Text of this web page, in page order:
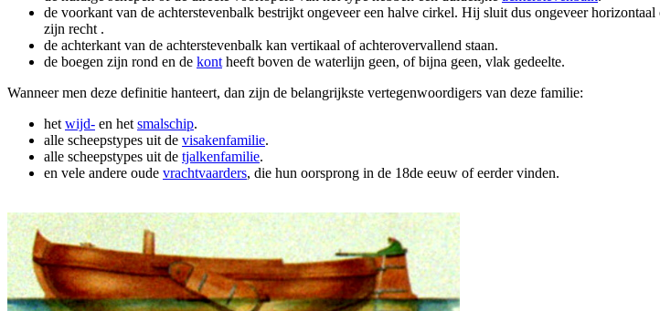
de voorkant van de achterstevenbalk bestrijkt ongeveer een halve cirkel. Hij sluit dus ongeveer
zijn recht .
de achterkant van de achterstevenbalk kan vertikaal of achterovervallend staan.
de boegen zijn rond en de kont heeft boven de waterlijn geen, of bijna geen, vlak gedeelte.
Wanneer men deze definitie hanteert, dan zijn de belangrijkste vertegenwoordigers van deze familie:
het wijd- en het smalschip.
alle scheepstypes uit de visakenfamilie.
alle scheepstypes uit de tjalkenfamilie.
en vele andere oude vrachtvaarders, die hun oorsprong in de 18de eeuw of eerder vinden.